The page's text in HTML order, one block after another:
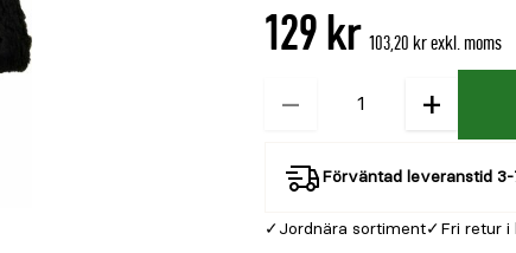
129 kr 103,20 kr exkl. moms
− +
Förväntad leveranstid
Jordnära sortiment Fri retur i